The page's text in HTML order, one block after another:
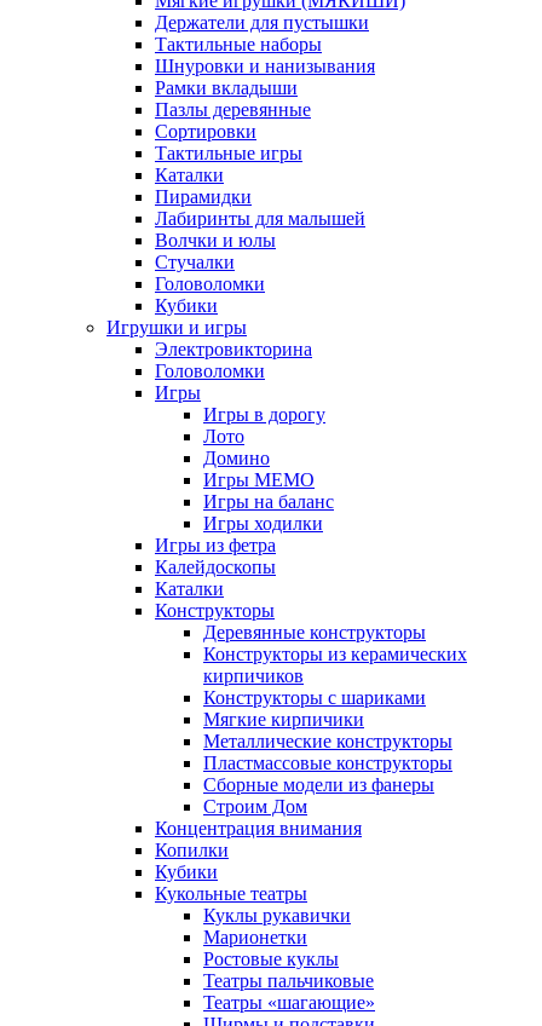
Держатели для пустышки
Тактильные наборы
Шнуровки и нанизывания
Рамки вкладыши
Пазлы деревянные
Сортировки
Тактильные игры
Каталки
Пирамидки
Лабиринты для малышей
Волчки и юлы
Стучалки
Головоломки
Кубики
Игрушки и игры
Электровикторина
Головоломки
Игры
Игры в дорогу
Лото
Домино
Игры МЕМО
Игры на баланс
Игры ходилки
Игры из фетра
Калейдоскопы
Каталки
Конструкторы
Деревянные конструкторы
Конструкторы из керамических
кирпичиков
Конструкторы с шариками
Мягкие кирпичики
Металлические конструкторы
Пластмассовые конструкторы
Сборные модели из фанеры
Строим Дом
Концентрация внимания
Копилки
Кубики
Кукольные театры
Куклы рукавички
Марионетки
Ростовые куклы
Театры пальчиковые
Театры «шагающие»